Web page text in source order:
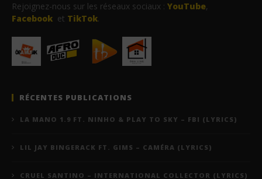
Rejoignez-nous sur les réseaux sociaux : YouTube,
Facebook et TikTok.
RÉCENTES PUBLICATIONS
LA MANO 1.9 FT. NINHO & PLAY TO SKY – FBI (LYRICS)
LIL JAY BINGERACK FT. GIMS – CAMÉRA (LYRICS)
CRUEL SANTINO – INTERNATIONAL COLLECTOR (LYRICS)